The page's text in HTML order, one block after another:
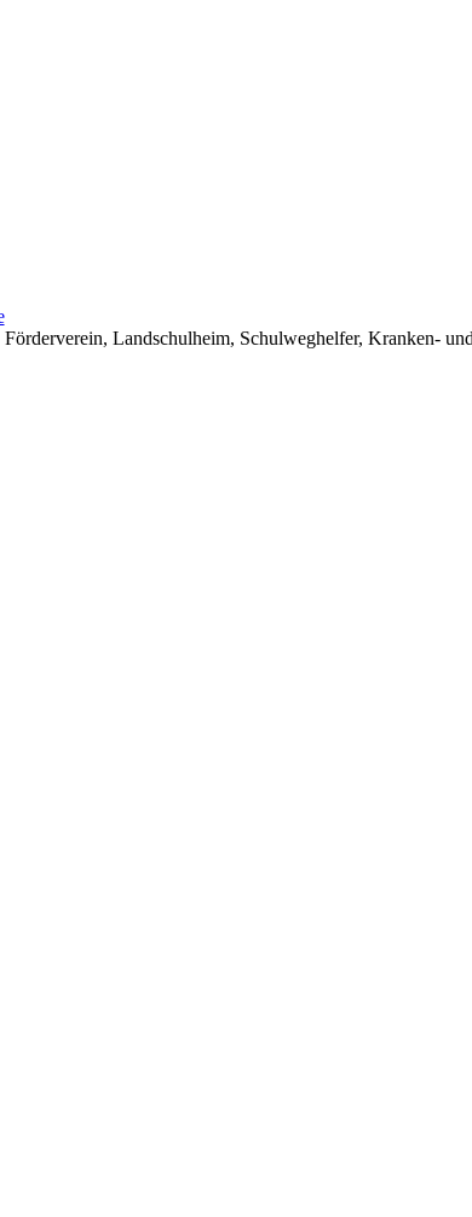
Landschulheim, Schulweghelfer, Kranken-